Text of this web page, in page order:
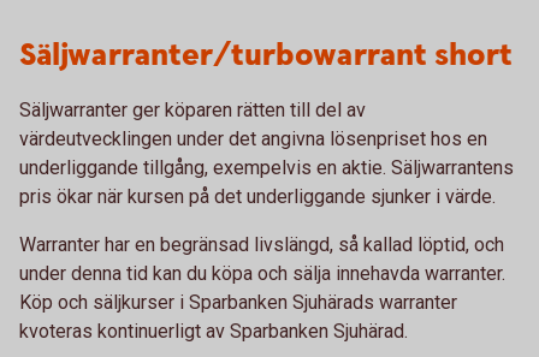
Säljwarranter/turbowarrant short
Säljwarranter ger köparen rätten till del av
värdeutvecklingen under det angivna lösenpriset hos en
underliggande tillgång, exempelvis en aktie. Säljwarrantens
pris ökar när kursen på det underliggande sjunker i värde.
Warranter har en begränsad livslängd, så kallad löptid, och
under denna tid kan du köpa och sälja innehavda warranter.
Köp och säljkurser i Sparbanken Sjuhärads warranter
kvoteras kontinuerligt av Sparbanken Sjuhärad.